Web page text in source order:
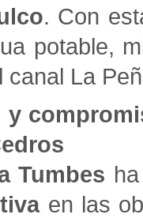
. Con
potable,
canal La
y
Tumbes
en las